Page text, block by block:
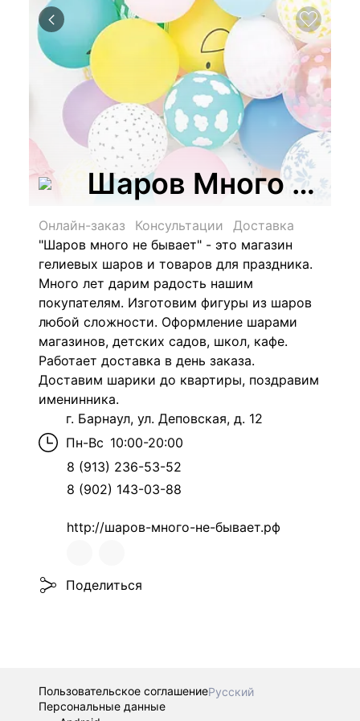
Шаров Много Не
Онлайн-заказ Консультации
Доставка
"Шаров много не бывает" - это магазин
гелиевых шаров и товаров для праздника.
Много лет дарим радость нашим
покупателям. Изготовим фигуры из шаров
любой сложности. Оформление шарами
магазинов, детских садов, школ, кафе.
Работает доставка в день заказа.
Доставим шарики до квартиры, поздравим
именинника.
г. Барнаул, ул. Деповская, д. 12
Пн-Вс 10:00-20:00
8 (913) 236-53-52
8 (902) 143-03-88
http://шаров-много-не-бывает.рф
Поделиться
Пользовательское соглашениеРусский
Персональные данные